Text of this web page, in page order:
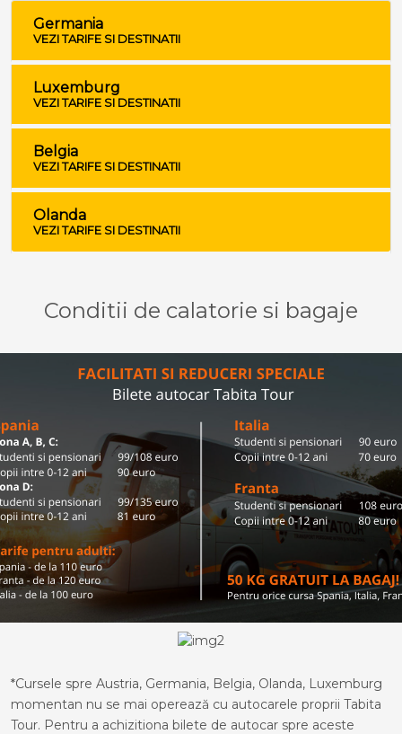
Germania
VEZI TARIFE SI DESTINATII
Luxemburg
VEZI TARIFE SI DESTINATII
Belgia
VEZI TARIFE SI DESTINATII
Olanda
VEZI TARIFE SI DESTINATII
Conditii de calatorie si bagaje
*Cursele spre Austria, Germania, Belgia, Olanda, Luxemburg
momentan nu se mai operează cu autocarele proprii Tabita
Tour. Pentru a achizitiona bilete de autocar spre aceste